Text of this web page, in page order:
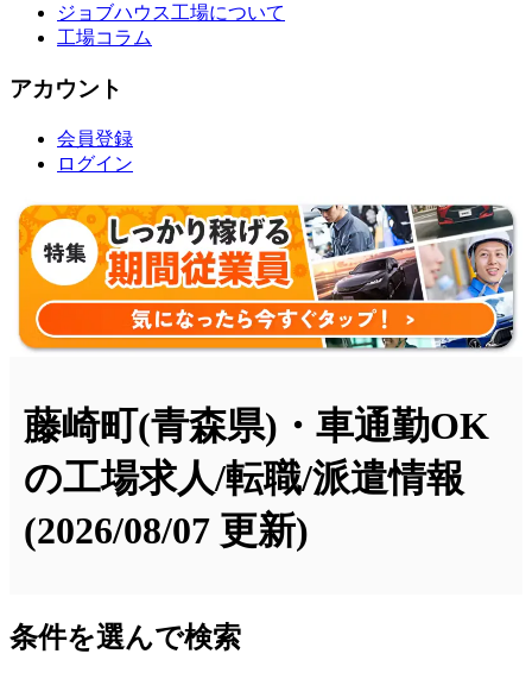
ジョブハウス工場について
工場コラム
アカウント
会員登録
ログイン
藤崎町(青森県)・車通勤OK
の工場求人/転職/派遣情報
(2026/08/07 更新)
条件を選んで検索